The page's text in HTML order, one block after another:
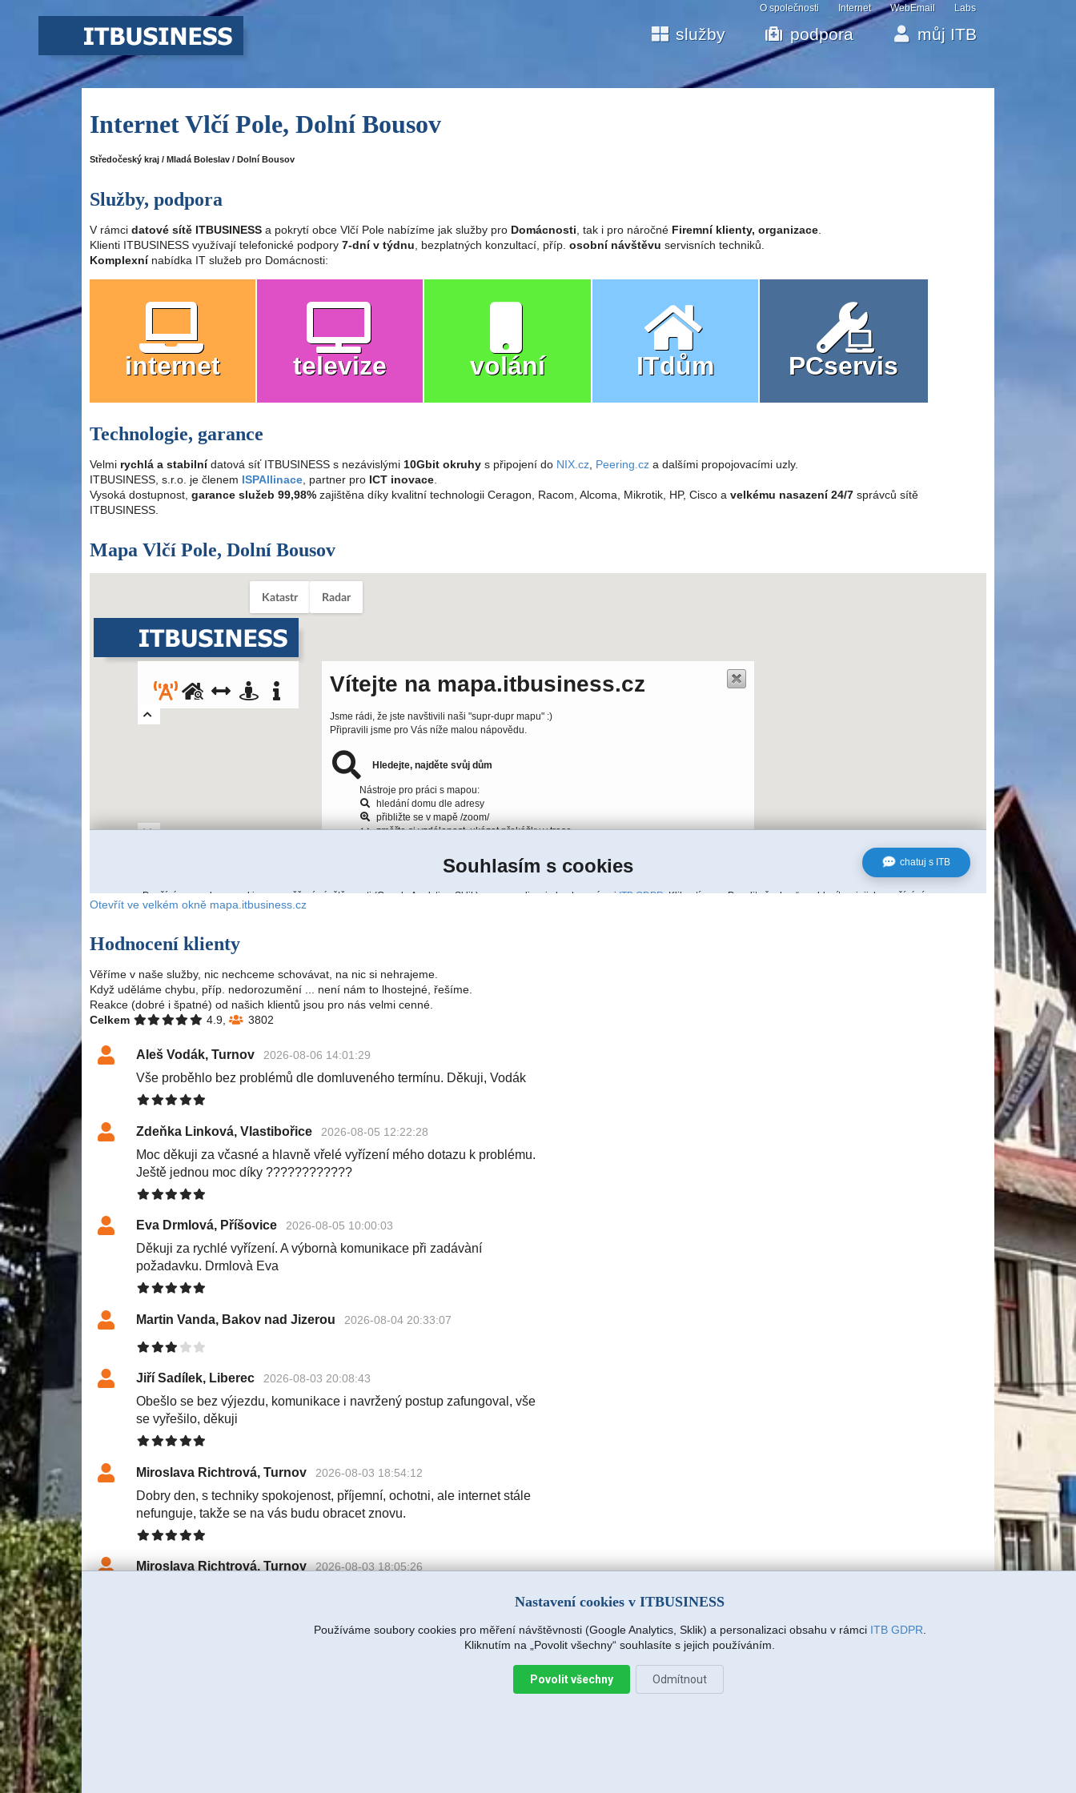
služby podpora můj ITB
O společnosti Internet WebEmail Labs
Internet Vlčí Pole, Dolní Bousov
Středočeský kraj / Mladá Boleslav / Dolní Bousov
Služby, podpora
V rámci datové sítě ITBUSINESS a pokrytí obce Vlčí Pole nabízíme jak služby pro Domácnosti , tak i pro náročné Firemní klienty, organizace
Klienti ITBUSINESS využívají telefonické podpory 7-dní v týdnu , bezplatných konzultací, příp. osobní návštěvu servisních techniků.
Komplexnínabídka IT služeb pro Domácnosti:
internet televize volání ITdům PCservis
Technologie, garance
Velmi rychlá a stabilnídatová síť ITBUSINESS s nezávislými 10Gbit okruhy s připojení do NIX.cz Peering.cz a dalšími propojovacími uzly.
ITBUSINESS, s.r.o. je členem ISPAllinace , partner pro ICT inovace
Vysoká dostupnost, garance služeb 99,98% zajištěna díky kvalitní technologii Ceragon, Racom, Alcoma, Mikrotik, HP, Cisco a velkému nasazení 24/7 správců sítě
ITBUSINESS.
Mapa Vlčí Pole, Dolní Bousov
Otevřít ve velkém okně mapa.itbusiness.cz
Hodnocení klienty
Věříme v naše služby, nic nechceme schovávat, na nic si nehrajeme.
Když uděláme chybu, příp. nedorozumění ... není nám to lhostejné, řešíme.
Reakce (dobré i špatné) od našich klientů jsou pro nás velmi cenné.
Celkem
4.9, 3802
Aleš Vodák, Turnov 2026-08-06 14:01:29
Vše proběhlo bez problémů dle domluveného termínu. Děkuji, Vodák
Zdeňka Linková, Vlastibořice 2026-08-05 12:22:28
Moc děkuji za včasné a hlavně vřelé vyřízení mého dotazu k problému.
Ještě jednou moc díky ????????????
Eva Drmlová, Příšovice 2026-08-05 10:00:03
Děkuji za rychlé vyřízení. A výbornà komunikace při zadávàní
požadavku. Drmlovà Eva
Martin Vanda, Bakov nad Jizerou 2026-08-04 20:33:07
Jiří Sadílek, Liberec 2026-08-03 20:08:43
Obešlo se bez výjezdu, komunikace i navržený postup zafungoval, vše
se vyřešilo, děkuji
Miroslava Richtrová, Turnov 2026-08-03 18:54:12
Dobry den, s techniky spokojenost, příjemní, ochotni, ale internet stále
nefunguje, takže se na vás budu obracet znovu.
Miroslava Richtrová, Turnov 2026-08-03 18:05:26
S klientkou jsme domluvili servis hned na další pracovní den (dnes),
Nastavení cookies v ITBUSINESS
Používáme soubory cookies pro měření návštěvnosti (Google Analytics, Sklik) a personalizaci obsahu v rámci ITB GDPR
Kliknutím na „Povolit všechny“ souhlasíte s jejich používáním.
Povolit všechny Odmítnout